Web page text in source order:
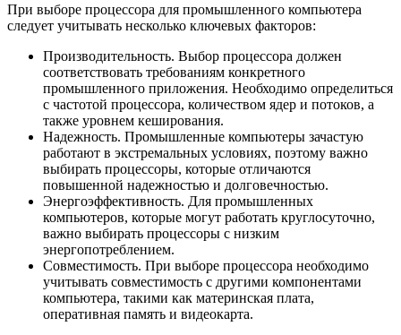
При выборе процессора для промышленного компьютера
следует учитывать несколько ключевых факторов:
Производительность. Выбор процессора должен
соответствовать требованиям конкретного
промышленного приложения. Необходимо определиться
с частотой процессора, количеством ядер и потоков, а
также уровнем кеширования.
Надежность. Промышленные компьютеры зачастую
работают в экстремальных условиях, поэтому важно
выбирать процессоры, которые отличаются
повышенной надежностью и долговечностью.
Энергоэффективность. Для промышленных
компьютеров, которые могут работать круглосуточно,
важно выбирать процессоры с низким
энергопотреблением.
Совместимость. При выборе процессора необходимо
учитывать совместимость с другими компонентами
компьютера, такими как материнская плата,
оперативная память и видеокарта.